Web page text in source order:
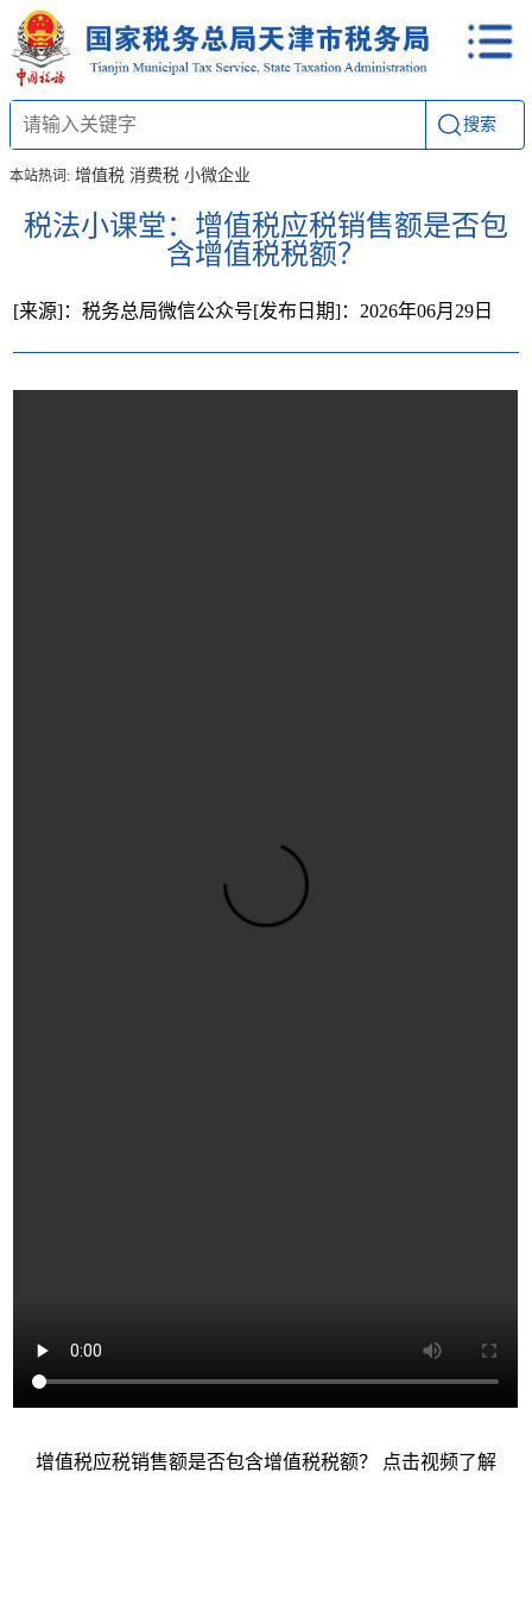
搜索
本站热词: 增值税 消费税 小微企业
税法小课堂：增值税应税销售额是否包
含增值税税额？
[发布日期]：2026年06月29日
[来源]：税务总局微信公众号
增值税应税销售额是否包含增值税税额？ 点击视频了解